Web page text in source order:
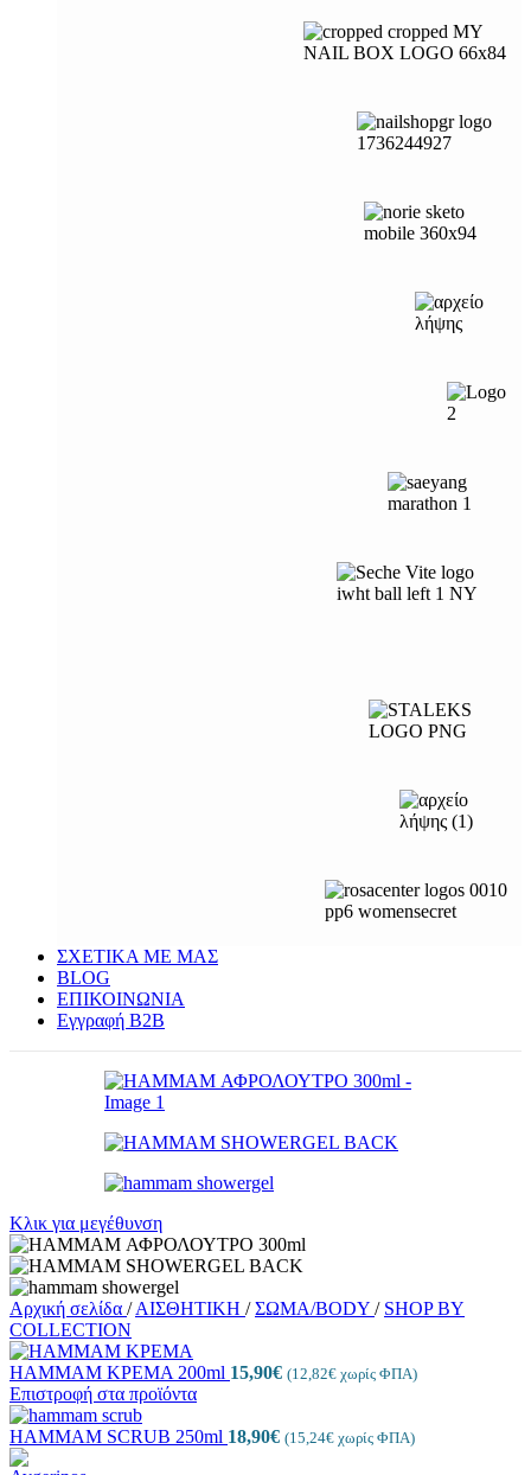
ΣΧΕΤΙΚΑ ΜΕ ΜΑΣ
BLOG
ΕΠΙΚΟΙΝΩΝΙΑ
Εγγραφή Β2Β
Κλικ για μεγέθυνση
Αρχική σελίδα / ΑΙΣΘΗΤΙΚΗ / ΣΩΜΑ/BODY / SHOP BY
COLLECTION
HAMMAM ΚΡΕΜΑ 200ml 15,90€ (12,82€ χωρίς ΦΠΑ)
Επιστροφή στα προϊόντα
HAMMAM SCRUB 250ml 18,90€ (15,24€ χωρίς ΦΠΑ)